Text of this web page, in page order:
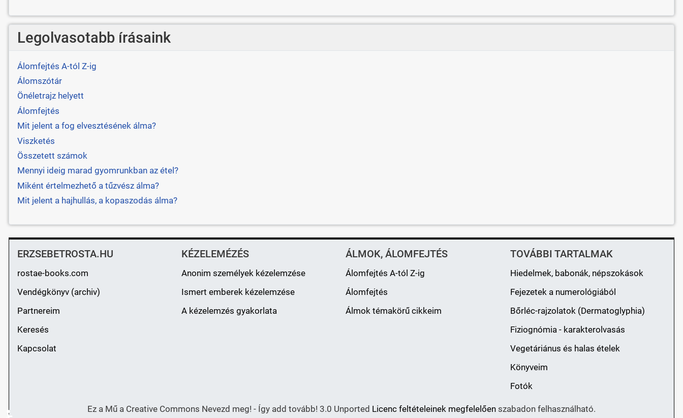
Legolvasotabb írásaink
Álomfejtés A-tól Z-ig
Álomszótár
Önéletrajz helyett
Álomfejtés
Mit jelent a fog elvesztésének álma?
Viszketés
Összetett számok
Mennyi ideig marad gyomrunkban az étel?
Miként értelmezhető a tűzvész álma?
Mit jelent a hajhullás, a kopaszodás álma?
ERZSEBETROSTA.HU
rostae-books.com
Vendégkönyv (archiv)
Partnereim
Keresés
Kapcsolat
KÉZELEMÉZÉS
Anonim személyek kézelemzése
Ismert emberek kézelemzése
A kézelemzés gyakorlata
ÁLMOK, ÁLOMFEJTÉS
Álomfejtés A-tól Z-ig
Álomfejtés
Álmok témakörű cikkeim
TOVÁBBI TARTALMAK
Hiedelmek, babonák, népszokások
Fejezetek a numerológiából
Bőrléc-rajzolatok (Dermatoglyphia)
Fiziognómia - karakterolvasás
Vegetáriánus és halas ételek
Könyveim
Fotók
Ez a Mű a Creative Commons Nevezd meg! - Így add tovább! 3.0 Unported Licenc feltételeinek megfelelően szabadon felhasználható.